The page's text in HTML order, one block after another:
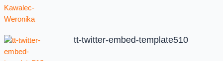
tt-twitter-embed-template510